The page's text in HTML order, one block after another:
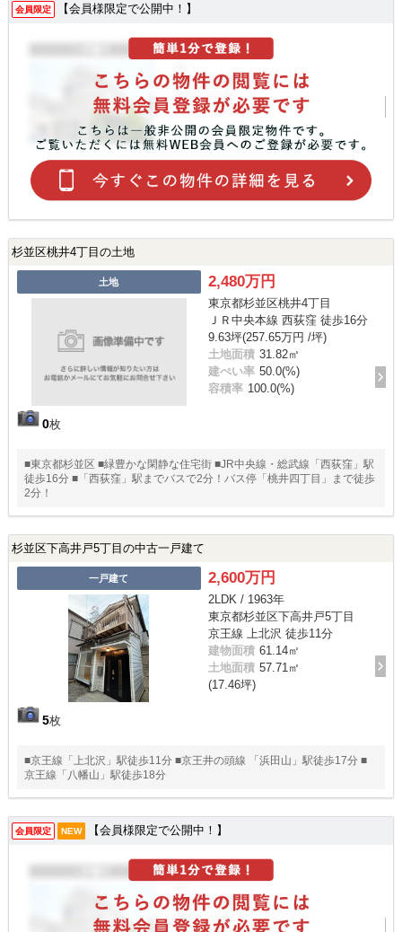
会員限定 【会員様限定で公開中！】
杉並区桃井4丁目の土地
土地
0枚
2,480万円
東京都杉並区桃井4丁目
ＪＲ中央本線 西荻窪 徒歩16分
9.63坪(257.65万円 /坪)
土地面積 31.82㎡
建ぺい率 50.0(%)
容積率 100.0(%)
■東京都杉並区 ■緑豊かな閑静な住宅街 ■JR中央線・総武線「西荻窪」駅
徒歩16分 ■「西荻窪」駅までバスで2分！バス停「桃井四丁目」まで徒歩
2分！
杉並区下高井戸5丁目の中古一戸建て
一戸建て
5枚
2,600万円
2LDK / 1963年
東京都杉並区下高井戸5丁目
京王線 上北沢 徒歩11分
建物面積 61.14㎡
土地面積 57.71㎡
(17.46坪)
■京王線「上北沢」駅徒歩11分 ■京王井の頭線 「浜田山」駅徒歩17分 ■
京王線「八幡山」駅徒歩18分
会員限定 NEW 【会員様限定で公開中！】